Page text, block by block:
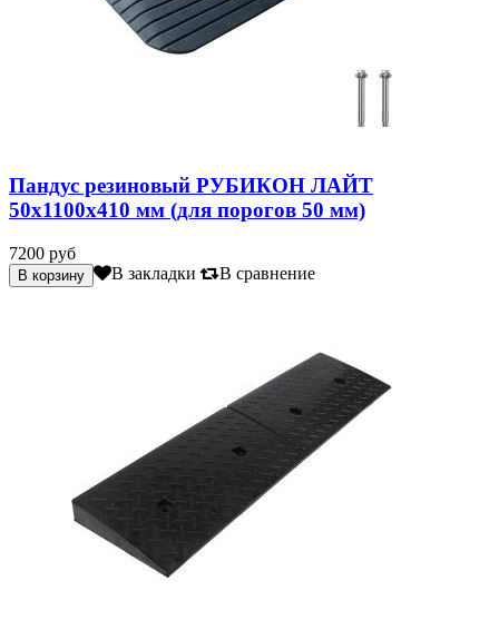
Пандус резиновый РУБИКОН ЛАЙТ
50х1100х410 мм (для порогов 50 мм)
7200 руб
В закладки В сравнение